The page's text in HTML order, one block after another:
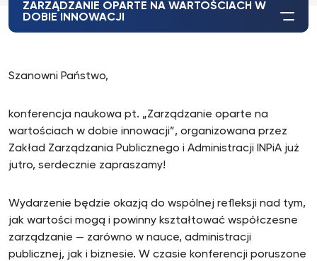
ZARZĄDZANIE OPARTE NA WARTOŚCIACH W
DOBIE INNOWACJI
Szanowni Państwo,
konferencja naukowa pt. „Zarządzanie oparte na
wartościach w dobie innowacji”, organizowana przez
Zakład Zarządzania Publicznego i Administracji INPiA już
jutro, serdecznie zapraszamy!
Wydarzenie będzie okazją do wspólnej refleksji nad tym,
jak wartości mogą i powinny kształtować współczesne
zarządzanie — zarówno w nauce, administracji
publicznej, jak i biznesie. W czasie konferencji poruszone